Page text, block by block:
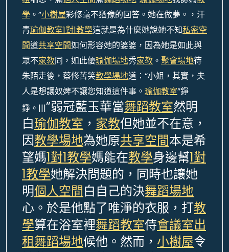
學 。”小樹屋彩修毫不猶豫的回答。她在做夢。，汗
青瑜伽教室1對1教學這就是為什麼她說她不知私密空
間道共享空間如何形容她的婆婆，因為她是如此與
眾不家教同，如此優瑜伽場地秀家教 。 聚會場地待
朱陌走後，蔡修苦笑教學場地道：“小姐，其實，夫
人是想讓奴婢不讓您知道這件事。 瑜伽教室”錚
錚。|||”弱冠藍玉華當舞蹈教室然明
白瑜伽教室 ， 家教但她並不在意，
因教學場地為她原共享空間本是希
望媽1對1教學媽能在教學身邊幫1對
1教學她解決問題的，同時也讓她
明個人空間白自己的決舞蹈場地
心。於是他點了唯淨的衣服，打教
學算在浴室裡舞蹈教室侍會議室出
租舞蹈場地候他。然而， 小樹屋令